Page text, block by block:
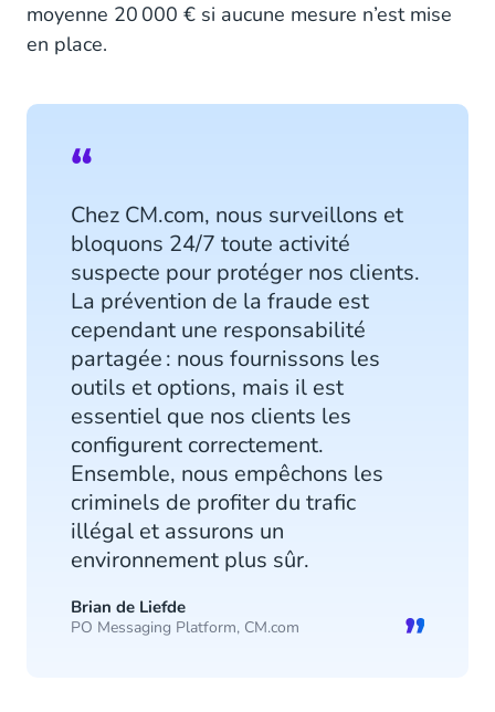
moyenne 20 000 € si aucune mesure n’est mise
en place.
Chez CM.com, nous surveillons et
bloquons 24/7 toute activité
suspecte pour protéger nos clients.
La prévention de la fraude est
cependant une responsabilité
partagée : nous fournissons les
outils et options, mais il est
essentiel que nos clients les
configurent correctement.
Ensemble, nous empêchons les
criminels de profiter du trafic
illégal et assurons un
environnement plus sûr.
Brian de Liefde
PO Messaging Platform, CM.com